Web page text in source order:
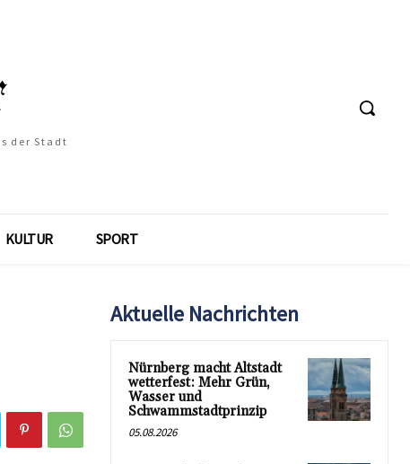
der Stadt
KULTUR SPORT
Aktuelle Nachrichten
Nürnberg macht Altstadt
wetterfest: Mehr Grün,
Wasser und
Schwammstadtprinzip
05.08.2026